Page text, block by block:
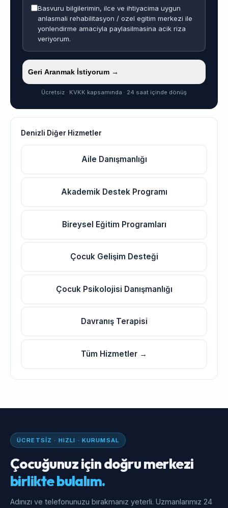
Basvuru bilgilerimin, ilce ve ihtiyacima uygun
anlasmali rehabilitasyon / ozel egitim merkezi ile
yonlendirme amaciyla paylasilmasina acik riza
veriyorum.
Geri Aranmak İstiyorum →
Ücretsiz · KVKK kapsamında · 24 saat içinde dönüş
Denizli Diğer Hizmetler
Aile Danışmanlığı
Akademik Destek Programı
Bireysel Eğitim Programları
Çocuk Gelişim Desteği
Çocuk Psikolojisi Danışmanlığı
Davranış Terapisi
Tüm Hizmetler →
ÜCRETSIZ · HIZLI · KURUMSAL
Çocuğunuz için doğru merkezi
birlikte bulalım.
Adınızı ve telefonunuzu bırakmanız yeterli. Uzmanlarımız 24